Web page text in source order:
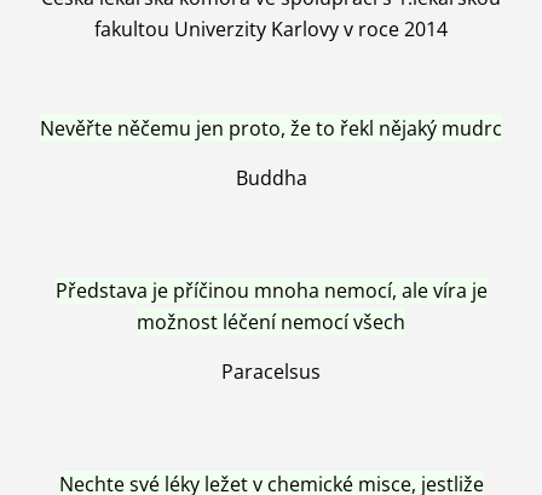
fakultou Univerzity Karlovy v roce 2014
Nevěřte něčemu jen proto, že to řekl nějaký mudrc
Buddha
Představa je příčinou mnoha nemocí, ale víra je
možnost léčení nemocí všech
Paracelsus
Nechte své léky ležet v chemické misce, jestliže